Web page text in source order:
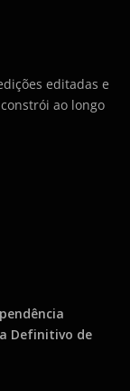
editadas e
ao longo
Definitivo de